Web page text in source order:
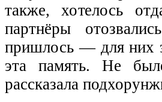
также, хотелось
партнёры
пришлось — для них
эта память. Не
рассказала